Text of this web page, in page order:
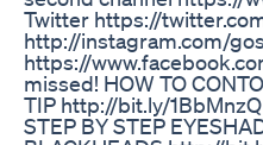
Twitter https://
http://instagram.com/
https://
missed! HOW TO
TIP http://bit.ly/
STEP BY STEP